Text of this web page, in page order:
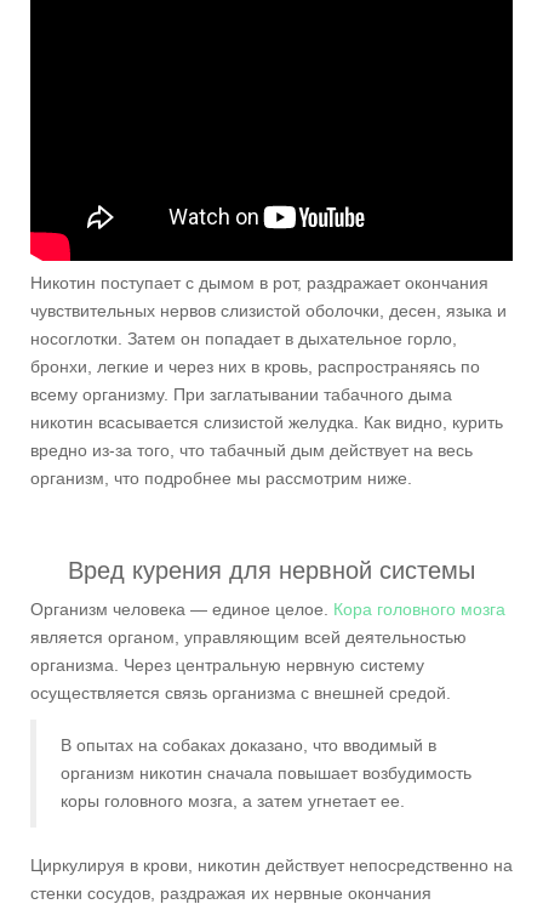
Никотин поступает с дымом в рот, раздражает окончания
чувствительных нервов слизистой оболочки, десен, языка и
носоглотки. Затем он попадает в дыхательное горло,
бронхи, легкие и через них в кровь, распространяясь по
всему организму. При заглатывании табачного дыма
никотин всасывается слизистой желудка. Как видно, курить
вредно из-за того, что табачный дым действует на весь
организм, что подробнее мы рассмотрим ниже.
Вред курения для нервной системы
Организм человека — единое целое. Кора головного мозга
является органом, управляющим всей деятельностью
организма. Через центральную нервную систему
осуществляется связь организма с внешней средой.
В опытах на собаках доказано, что вводимый в
организм никотин сначала повышает возбудимость
коры головного мозга, а затем угнетает ее.
Циркулируя в крови, никотин действует непосредственно на
стенки сосудов, раздражая их нервные окончания